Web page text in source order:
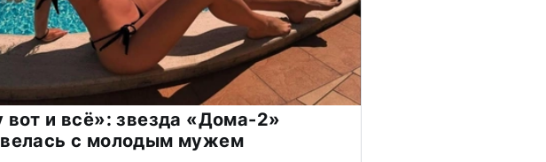
вот и всё»: звезда «Дома-2»
с молодым мужем